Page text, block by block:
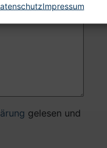
Impressum
gelesen und